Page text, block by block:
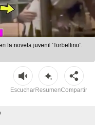
la novela juvenil 'Torbellino'.
EscucharResumenCompartir